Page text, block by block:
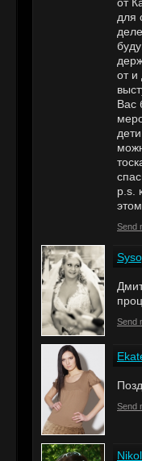
для
от и
Вас
р.s.
Send
Send
Send